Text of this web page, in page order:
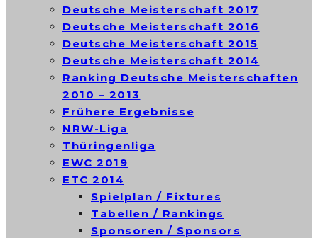
Deutsche Meisterschaft 2017
Deutsche Meisterschaft 2016
Deutsche Meisterschaft 2015
Deutsche Meisterschaft 2014
Ranking Deutsche Meisterschaften
2010 – 2013
Frühere Ergebnisse
NRW-Liga
Thüringenliga
EWC 2019
ETC 2014
Spielplan / Fixtures
Tabellen / Rankings
Sponsoren / Sponsors